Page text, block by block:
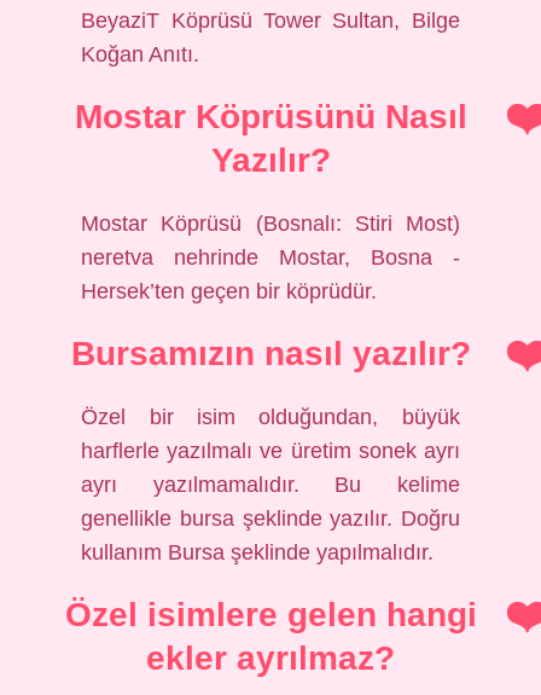
BeyaziT Köprüsü Tower Sultan, Bilge
Koğan Anıtı.
Mostar Köprüsünü Nasıl
Yazılır?
Mostar Köprüsü (Bosnalı: Stiri Most)
neretva nehrinde Mostar, Bosna -
Hersek’ten geçen bir köprüdür.
Bursamızın nasıl yazılır?
Özel bir isim olduğundan, büyük
harflerle yazılmalı ve üretim sonek ayrı
ayrı yazılmamalıdır. Bu kelime
genellikle bursa şeklinde yazılır. Doğru
kullanım Bursa şeklinde yapılmalıdır.
Özel isimlere gelen hangi
ekler ayrılmaz?